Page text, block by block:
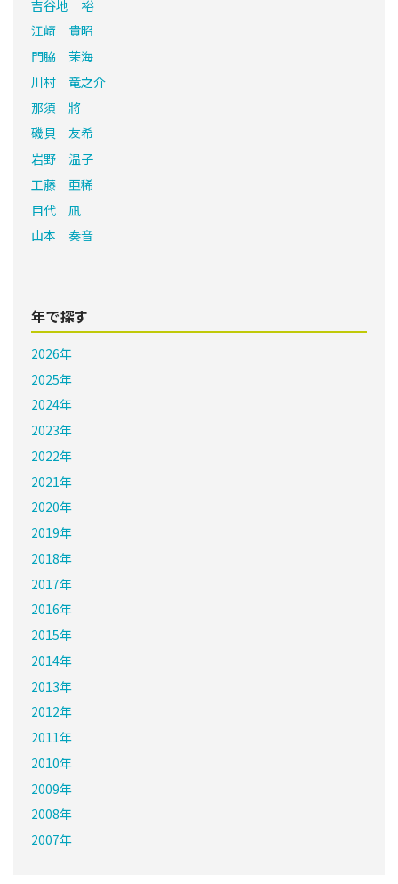
吉谷地 裕
江﨑 貴昭
門脇 茉海
川村 竜之介
那須 將
磯貝 友希
岩野 温子
工藤 亜稀
目代 凪
山本 奏音
年で探す
2026年
2025年
2024年
2023年
2022年
2021年
2020年
2019年
2018年
2017年
2016年
2015年
2014年
2013年
2012年
2011年
2010年
2009年
2008年
2007年